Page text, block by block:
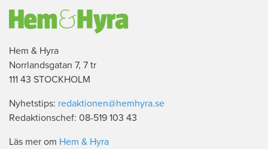
Hem & Hyra
Norrlandsgatan 7, 7 tr
111 43 STOCKHOLM
Nyhetstips: redaktionen@hemhyra.se
Redaktionschef: 08-519 103 43
Läs mer om Hem & Hyra